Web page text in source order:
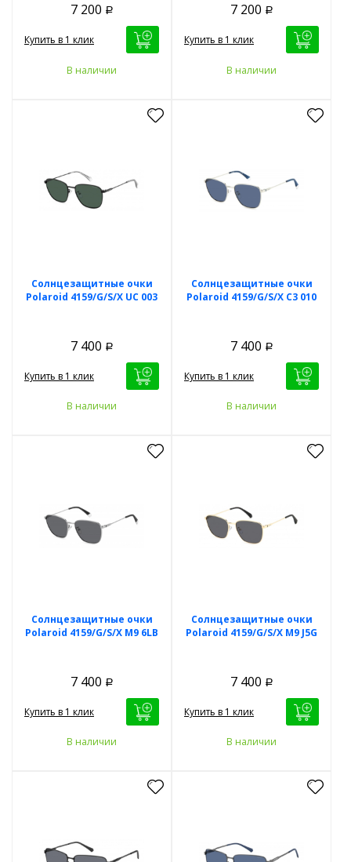
7 200 Р
Купить в 1 клик
В наличии
7 200 Р
Купить в 1 клик
В наличии
Солнцезащитные очки
Polaroid 4159/G/S/X UC 003
7 400 Р
Купить в 1 клик
В наличии
Солнцезащитные очки
Polaroid 4159/G/S/X C3 010
7 400 Р
Купить в 1 клик
В наличии
Солнцезащитные очки
Polaroid 4159/G/S/X M9 6LB
7 400 Р
Купить в 1 клик
В наличии
Солнцезащитные очки
Polaroid 4159/G/S/X M9 J5G
7 400 Р
Купить в 1 клик
В наличии